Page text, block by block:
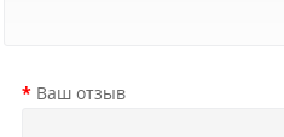
Ваш отзыв